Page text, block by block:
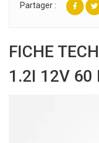
Partager :
FICHE
1.2I 12V 60